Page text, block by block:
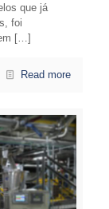
que já
foi
[…]
Read more